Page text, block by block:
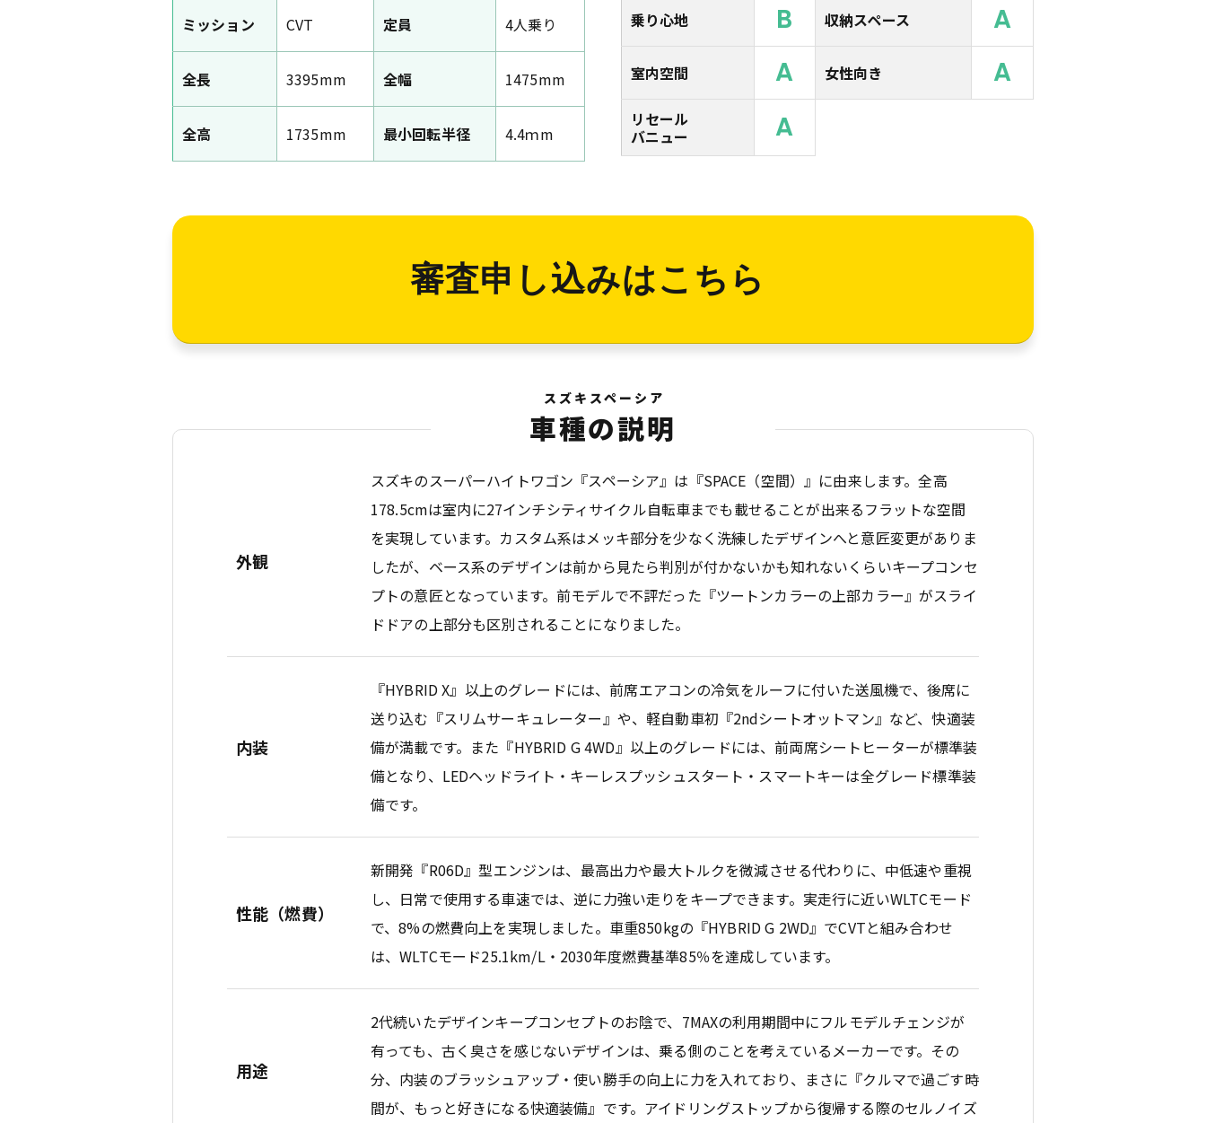
ミッション CVT 定員 4人乗り
全長 3395mm 全幅 1475mm
全高 1735mm 最小回転半径 4.4ｍm
乗り心地 B 収納スペース A
室内空間 A 女性向き A
リセール
バニュー
A
審査申し込みはこちら
スズキスペーシア
車種の説明
外観
スズキのスーパーハイトワゴン『スペーシア』は『SPACE（空間）』に由来します。全高
178.5cmは室内に27インチシティサイクル自転車までも載せることが出来るフラットな空間
を実現しています。カスタム系はメッキ部分を少なく洗練したデザインへと意匠変更がありま
したが、ベース系のデザインは前から見たら判別が付かないかも知れないくらいキープコンセ
プトの意匠となっています。前モデルで不評だった『ツートンカラーの上部カラー』がスライ
ドドアの上部分も区別されることになりました。
内装
『HYBRID X』以上のグレードには、前席エアコンの冷気をルーフに付いた送風機で、後席に
送り込む『スリムサーキュレーター』や、軽自動車初『2ndシートオットマン』など、快適装
備が満載です。また『HYBRID G 4WD』以上のグレードには、前両席シートヒーターが標準装
備となり、LEDヘッドライト・キーレスプッシュスタート・スマートキーは全グレード標準装
備です。
性能（燃費）
新開発『R06D』型エンジンは、最高出力や最大トルクを微減させる代わりに、中低速や重視
し、日常で使用する車速では、逆に力強い走りをキープできます。実走行に近いWLTCモード
で、8%の燃費向上を実現しました。車重850kgの『HYBRID G 2WD』でCVTと組み合わせ
は、WLTCモード25.1km/L・2030年度燃費基準85％を達成しています。
用途
2代続いたデザインキープコンセプトのお陰で、7MAXの利用期間中にフルモデルチェンジが
有っても、古く臭さを感じないデザインは、乗る側のことを考えているメーカーです。その
分、内装のブラッシュアップ・使い勝手の向上に力を入れており、まさに『クルマで過ごす時
間が、もっと好きになる快適装備』です。アイドリングストップから復帰する際のセルノイズ